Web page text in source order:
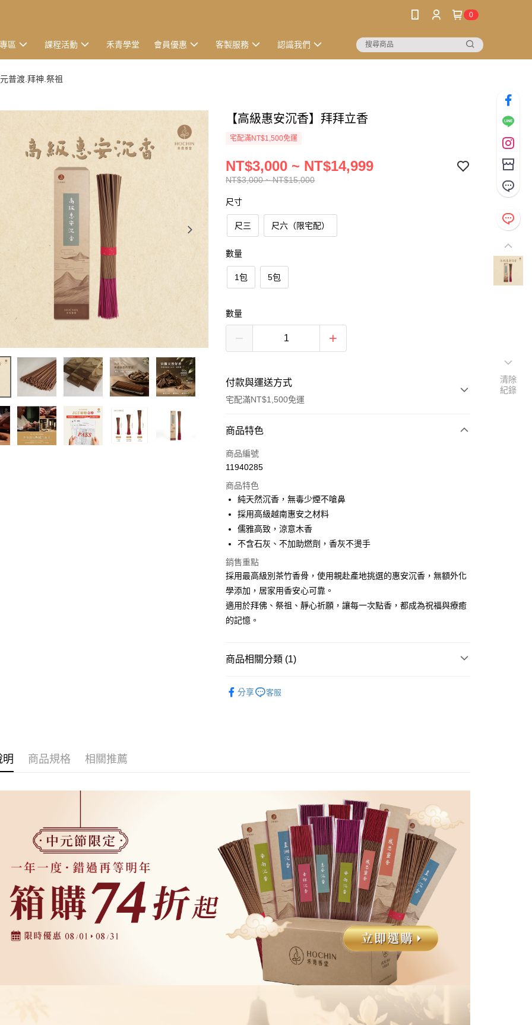
0
區 課程活動 禾青學堂 會員優惠 客製服務 認識我們
普渡.拜神.祭祖
【高級惠安沉香】拜拜立香
宅配滿NT$1,500免運
NT$3,000 ~ NT$15,000
NT$3,000 ~ NT$14,999
尺寸
尺三 尺六（限宅配）
數量
1包 5包
數量
付款與運送方式
宅配滿NT$1,500免運
付款方式
信用卡一次付款
Apple Pay
街口支付
悠遊付
Google Pay
AFTEE先享後付
相關說明
便利好安心！
１．簡單：不需註冊會員、不需綁卡、不需儲值。
先享後付繳納相關費用。
※ 交易是否成功請以「AFTEE先享後付 」之結帳頁面顯示為準，若有關於
是否繳費成功／繳費後需取消欲退款等相關疑問，請聯繫「AFTEE先享後
付客戶支援中心」
https://netprotections.freshdesk.com/support/home
【注意事項】
１．透過由恩沛科技股份有限公司提供之「AFTEE先享後付」服務完成之
交易，需依本服務之必要範圍內提供個人資料，並將交易相關給付款項請
求債權轉讓予恩沛科技股份有限公司。
２．關於個人資料處理事宜，請瀏覽以下網址：
https://aftee.tw/terms/#terms3
３．未成年的使用者請事先徵得法定代理人或監護人之同意方可使用
「AFTEE先享後付」，若未經同意申辦者引起之損失，本公司不負相關責
任。
４．使用「AFTEE先享後付」時，將依據個別帳號之用戶狀況，依本公司
即時審查核予不同之上限額度；若仍有額度不足之情形，本公司將視審查
結果請求用戶進行身份認證。
５．嚴禁一人註冊多個帳號或使用他人資訊註冊。若發現惡意使用之情
形，恩沛科技股份有限公司將有權停止該用戶之使用額度並採取法律行
貨到付款
運送方式
貨到付款
每筆NT$180，滿NT$2,500(含以上)免運費
商品特色
商品編號
11940285
商品特色
純天然沉香，無毒少煙不嗆鼻
採用高級越南惠安之材料
儒雅高致，涼意木香
不含石灰、不加助燃劑，香灰不燙手
銷售重點
採用最高級別茶竹香骨，使用親赴產地挑選的惠安沉香，無額外化
學添加，居家用香安心可靠。
適用於拜佛、祭祖、靜心祈願，讓每一次點香，都成為祝福與療癒
的記憶。
商品相關分類 (1)
祭祖分享 客服
明 商品規格 相關推薦
清除
紀錄